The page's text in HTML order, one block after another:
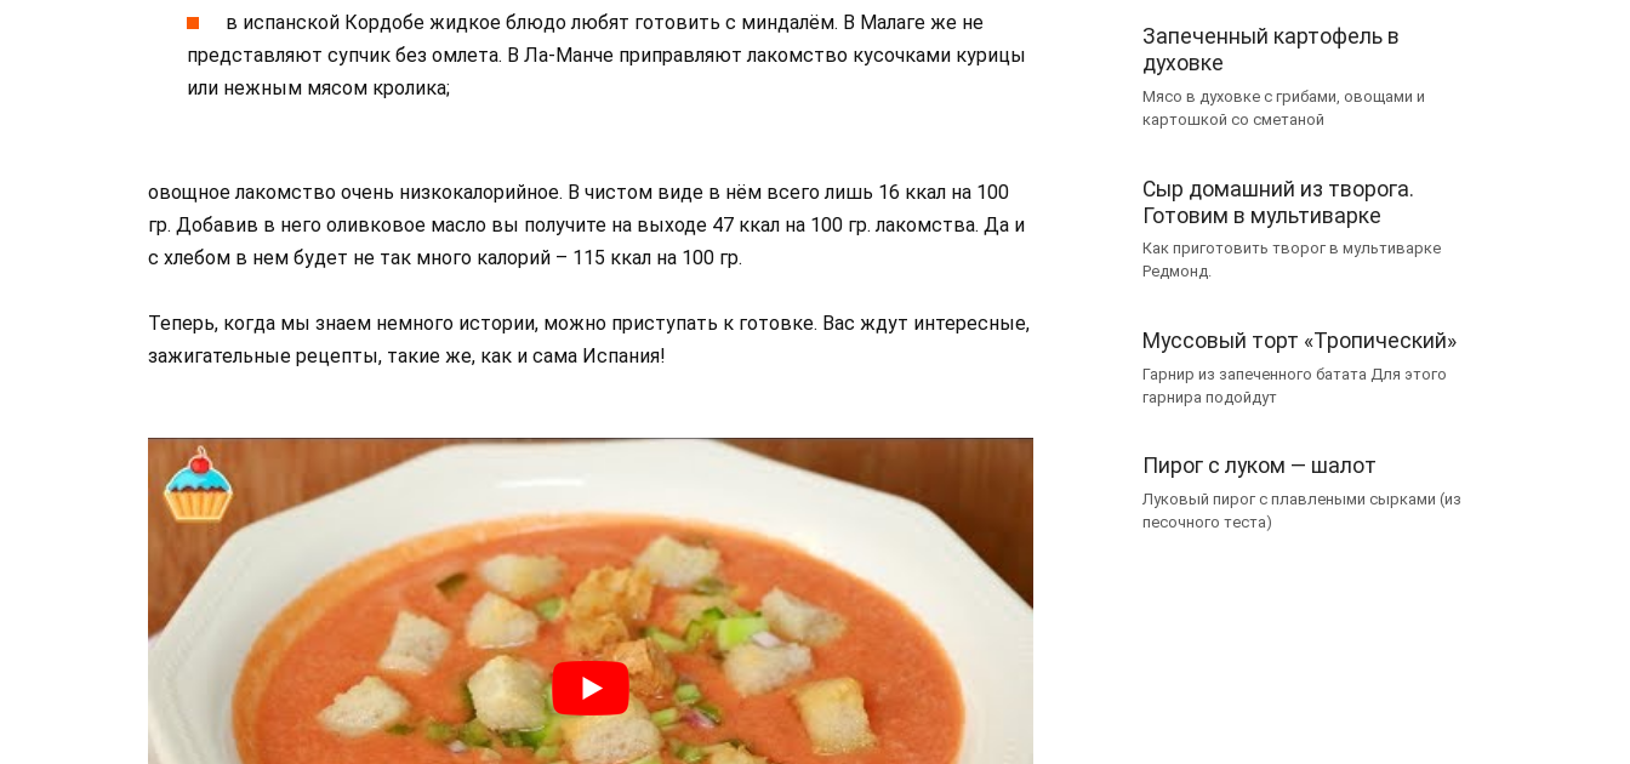
в испанской Кордобе жидкое блюдо любят готовить с миндалём. В Малаге же не
представляют супчик без омлета. В Ла-Манче приправляют лакомство кусочками курицы
или нежным мясом кролика;
овощное лакомство очень низкокалорийное. В чистом виде в нём всего лишь 16 ккал на 100
гр. Добавив в него оливковое масло вы получите на выходе 47 ккал на 100 гр. лакомства. Да и
с хлебом в нем будет не так много калорий – 115 ккал на 100 гр.
Теперь, когда мы знаем немного истории, можно приступать к готовке. Вас ждут интересные,
зажигательные рецепты, такие же, как и сама Испания!
Запеченный картофель в
духовке
Мясо в духовке с грибами, овощами и
картошкой со сметаной
Сыр домашний из творога.
Готовим в мультиварке
Как приготовить творог в мультиварке
Редмонд.
Муссовый торт «Тропический»
Гарнир из запеченного батата Для этого
гарнира подойдут
Пирог с луком — шалот
Луковый пирог с плавлеными сырками (из
песочного теста)